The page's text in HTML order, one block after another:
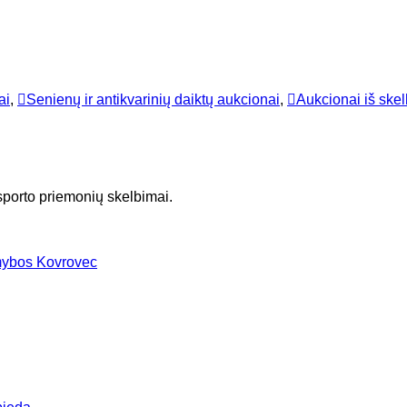
, Senienų ir antikvarinių daiktų aukcionai,
Aukcionai iš
priemonių skelbimai.
Kovrovec